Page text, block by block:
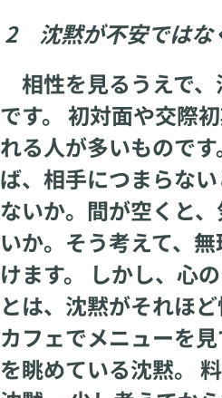
2 沈黙が不安ではな
相性を見るうえで
です。 初対面や交際
れる人が多いもので
ば、相手につまらな
ないか。間が空くと
いか。そう考えて、
けます。 しかし、心
とは、沈黙がそれほど
カフェでメニューを
を眺めている沈黙。